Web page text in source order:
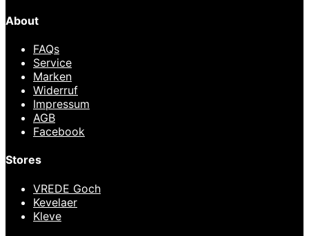
About
FAQs
Service
Marken
Widerruf
Impressum
AGB
Facebook
Stores
VREDE Goch
Kevelaer
Kleve